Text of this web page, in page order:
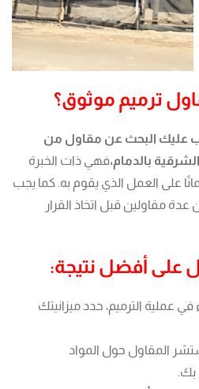
ترميم موثوق؟
عليك البحث عن مقاول من
بالدمام،فهي ذات الخبرة
على العمل الذي يقوم به. كما يجب
مقاولين قبل اتخاذ القرار
على أفضل نتيجة:
في عملية الترميم، حدد ميزانيتك
المقاول حول المواد
بك.